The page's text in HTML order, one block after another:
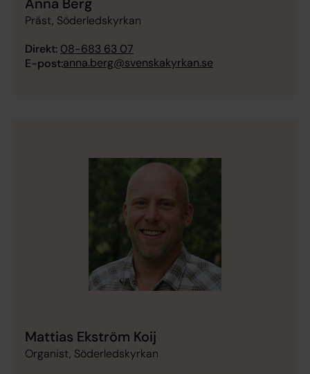
Präst, Söderledskyrkan
Direkt: 08-683 63 07
E-post:anna.berg@svenskakyrkan.se
Mattias Ekström Koij
Organist, Söderledskyrkan